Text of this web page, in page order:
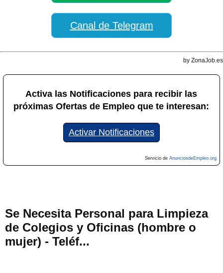
Canal de Telegram
by ZonaJob.es
Activa las Notificaciones para recibir las
próximas Ofertas de Empleo que te interesan:
Activar Notificaciones
Servicio de AnunciosdeEmpleo.org
Se Necesita Personal para Limpieza
de Colegios y Oficinas (hombre o
mujer) - Teléf...